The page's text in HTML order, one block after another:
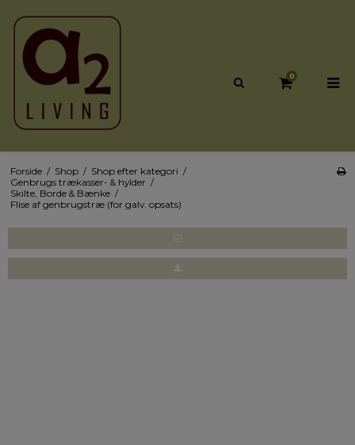
0
Forside / Shop / Shop efter kategori /
Genbrugs trækasser- & hylder /
Skilte, Borde & Bænke /
Flise af genbrugstræ (for galv. opsats)